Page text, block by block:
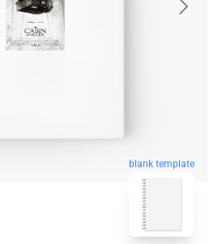
blank template